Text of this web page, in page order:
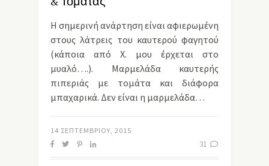
Η σημερινή ανάρτηση είναι αφιερωμένη
στους λάτρεις του καυτερού φαγητού
(κάποια από Χ. μου έρχεται στο
μυαλό….). Μαρμελάδα καυτερής
πιπεριάς με τομάτα και διάφορα
μπαχαρικά. Δεν είναι η μαρμελάδα…
14 ΣΕΠΤΕΜΒΡΊΟΥ, 2015
31